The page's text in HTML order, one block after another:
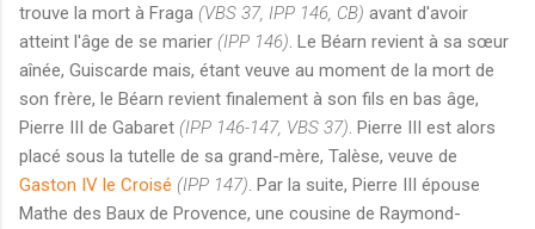
trouve la mort à Fraga (VBS 37, IPP 146, CB) avant d'avoir
atteint l'âge de se marier (IPP 146). Le Béarn revient à sa sœur
aînée, Guiscarde mais, étant veuve au moment de la mort de
son frère, le Béarn revient finalement à son fils en bas âge,
Pierre III de Gabaret (IPP 146-147, VBS 37). Pierre III est alors
placé sous la tutelle de sa grand-mère, Talèse, veuve de
Gaston IV le Croisé (IPP 147). Par la suite, Pierre III épouse
Mathe des Baux de Provence, une cousine de Raymond-